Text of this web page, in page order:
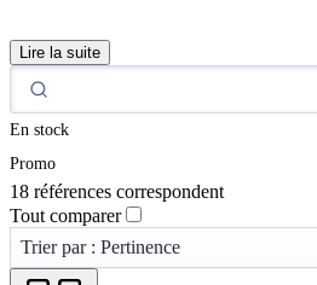
Lire la suite
En stock
Promo
18 références correspondent
Tout comparer